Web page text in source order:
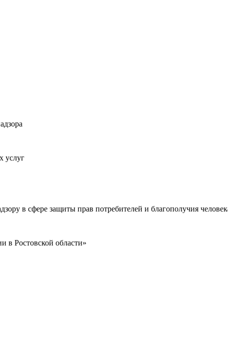
услуг
в сфере защиты прав потребителей и благополучия
в Ростовской области»